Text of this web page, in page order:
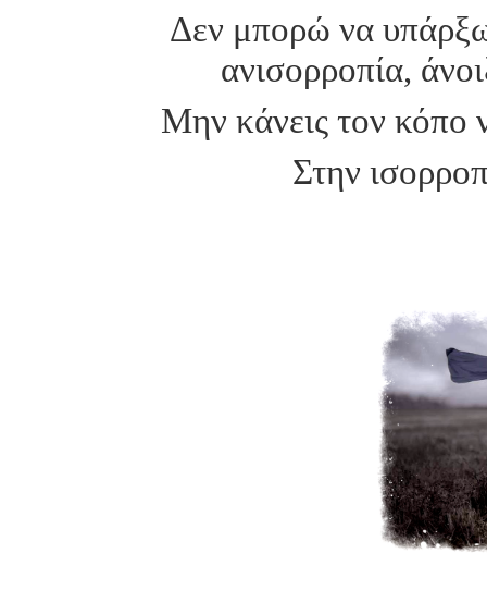
Δεν μπορώ να
ανισορροπία,
Μην κάνεις τον κόπο
Στην